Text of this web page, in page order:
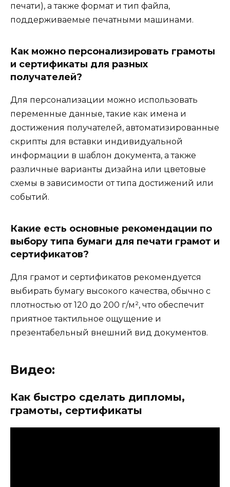
печати), а также формат и тип файла,
поддерживаемые печатными машинами.
Как можно персонализировать грамоты
и сертификаты для разных
получателей?
Для персонализации можно использовать
переменные данные, такие как имена и
достижения получателей, автоматизированные
скрипты для вставки индивидуальной
информации в шаблон документа, а также
различные варианты дизайна или цветовые
схемы в зависимости от типа достижений или
событий.
Какие есть основные рекомендации по
выбору типа бумаги для печати грамот и
сертификатов?
Для грамот и сертификатов рекомендуется
выбирать бумагу высокого качества, обычно с
плотностью от 120 до 200 г/м², что обеспечит
приятное тактильное ощущение и
презентабельный внешний вид документов.
Видео:
Как быстро сделать дипломы,
грамоты, сертификаты